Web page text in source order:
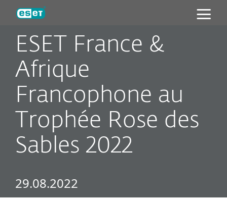
ESET France &
Afrique
Francophone au
Trophée Rose des
Sables 2022
29.08.2022
ESET